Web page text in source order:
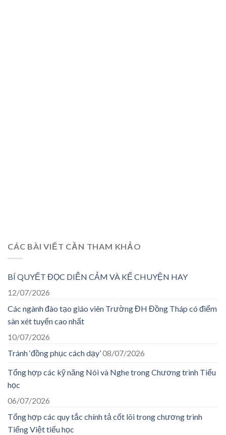
CÁC BÀI VIẾT CẦN THAM KHẢO
BÍ QUYẾT ĐỌC DIỄN CẢM VÀ KỂ CHUYỆN HAY
12/07/2026
Các ngành đào tạo giáo viên Trường ĐH Đồng Tháp có điểm
sàn xét tuyển cao nhất
10/07/2026
Tránh ‘đồng phục cách dạy’08/07/2026
Tổng hợp các kỹ năng Nói và Nghe trong Chương trình Tiểu
học
06/07/2026
Tổng hợp các quy tắc chính tả cốt lõi trong chương trình
Tiếng Việt tiểu học